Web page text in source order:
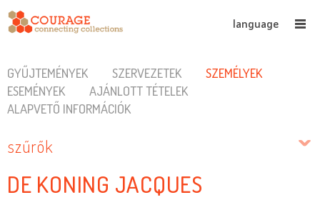
language
GYŰJTEMÉNYEK SZERVEZETEK
SZEMÉLYEK
ESEMÉNYEK
AJÁNLOTT TÉTELEK
ALAPVETŐ INFORMÁCIÓK
szűrők
DE KONING JACQUES